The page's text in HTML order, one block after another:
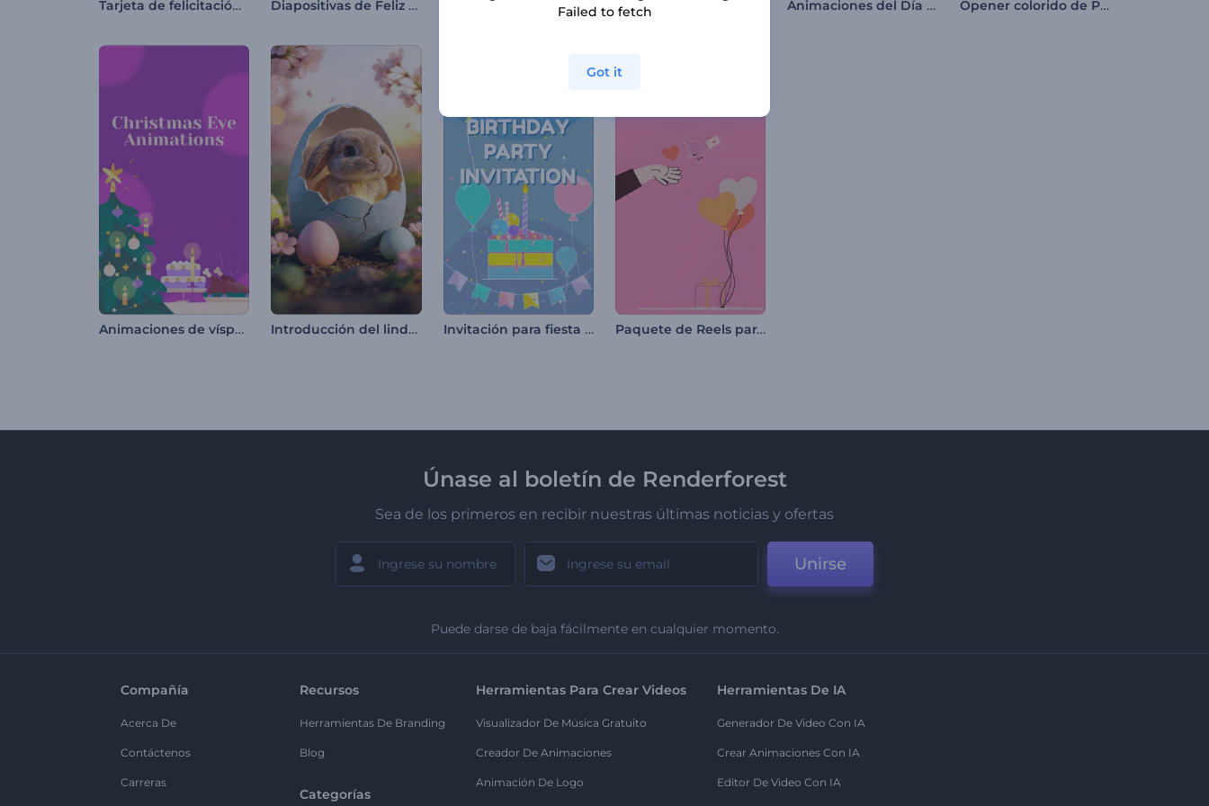
Tarjeta de felicitación del Día del Trabajo Diapositivas de Feliz Navidad Promoción de Evento Especial Animaciones del Día de la Independencia de EE. UU. Opener colorido de Pascua
Animaciones de vísperas navideñas Introducción del lindo conejito de Pascua Invitación para fiesta de cumpleaños Paquete de Reels para el Día de San Valentín
Únase al boletín de Renderforest
Sea de los primeros en recibir nuestras últimas noticias y ofertas
Unirse
Puede darse de baja fácilmente en cualquier momento.
Compañía
Acerca De
Contáctenos
Carreras
Recursos
Herramientas De Branding
Blog
Categorías
Herramientas Para Crear Videos
Visualizador De Música Gratuito
Creador De Animaciones
Animación De Logo
Herramientas De IA
Generador De Video Con IA
Crear Animaciones Con IA
Editor De Video Con IA
Failed to fetch
Got it